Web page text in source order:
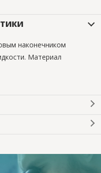
наконечником
Материал